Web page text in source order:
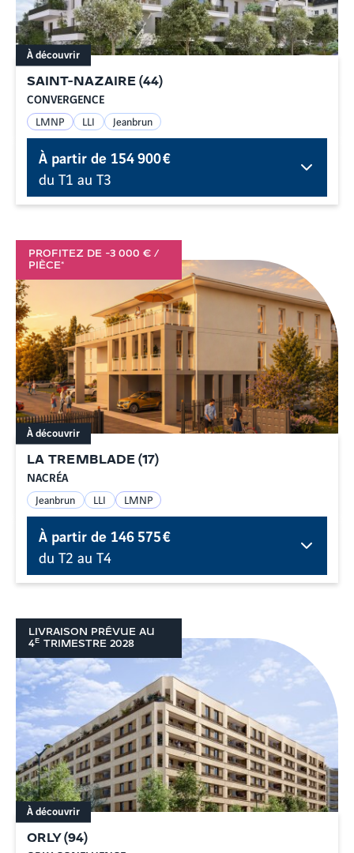
SAINT-NAZAIRE (44)
CONVERGENCE
À découvrir
LMNP LLI Jeanbrun
À partir de154 900 €
du T1 au T3
PROFITEZ DE -3 000 € /
PIÈCE*
LA TREMBLADE (17)
NACRÉA
À découvrir
Jeanbrun LLI LMNP
À partir de146 575 €
du T2 au T4
LIVRAISON PRÉVUE AU
4E TRIMESTRE 2028
ORLY (94)
À découvrir